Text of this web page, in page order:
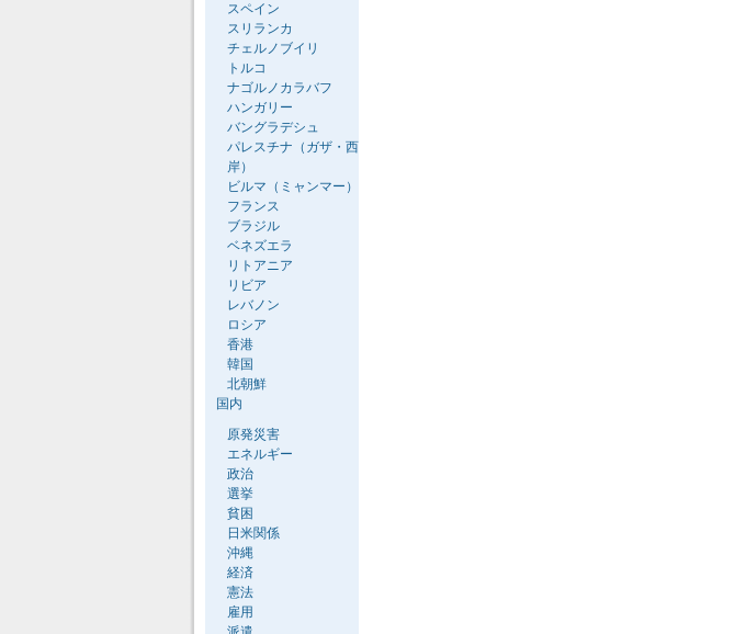
スペイン
スリランカ
チェルノブイリ
トルコ
ナゴルノカラバフ
ハンガリー
バングラデシュ
パレスチナ（ガザ・西
岸）
ビルマ（ミャンマー）
フランス
ブラジル
ベネズエラ
リトアニア
リビア
レバノン
ロシア
香港
韓国
北朝鮮
国内
原発災害
エネルギー
政治
選挙
貧困
日米関係
沖縄
経済
憲法
雇用